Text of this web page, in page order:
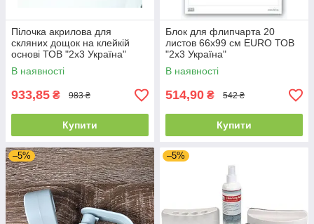
Пілочка акрилова для
скляних дощок на клейкій
основі ТОВ "2х3 Україна"
В наявності
933,85 ₴ 983 ₴
Купити
Блок для флипчарта 20
листов 66х99 см EURO ТОВ
"2х3 Україна"
В наявності
514,90 ₴ 542 ₴
Купити
–5% –5%